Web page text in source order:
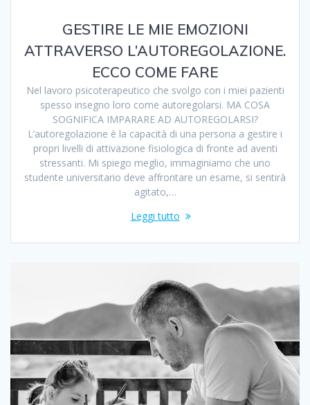
GESTIRE LE MIE EMOZIONI
ATTRAVERSO L’AUTOREGOLAZIONE.
ECCO COME FARE
Nel lavoro psicoterapeutico che svolgo con i miei pazienti
spesso insegno loro come autoregolarsi. MA COSA
SOGNIFICA IMPARARE AD AUTOREGOLARSI?
L’autoregolazione è la capacità di una persona a gestire i
propri livelli di attivazione fisiologica di fronte ad aventi
stressanti. Mi spiego meglio, immaginiamo che uno
studente universitario deve affrontare un esame, si sentirà
agitato,…
Leggi tutto